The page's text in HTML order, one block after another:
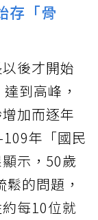
存「骨
後才開始
到高峰，
加而逐年
年「國民
示，50歲
的問題，
每10位就